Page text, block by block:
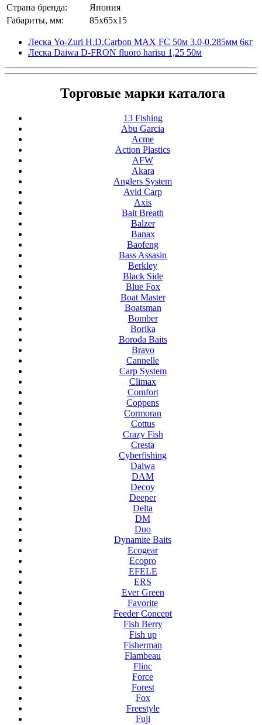
Страна бренда:
Япония
Габариты, мм:
85x65x15
Леска Yo-Zuri H.D.Carbon MAX FC 50м 3.0-0.285мм 6кг
Леска Daiwa D-FRON fluoro harisu 1,25 50м
Торговые марки каталога
13 Fishing
Abu Garcia
Acme
Action Plastics
AFW
Akara
Anglers System
Avid Carp
Axis
Bait Breath
Balzer
Banax
Baofeng
Bass Assasin
Berkley
Black Side
Blue Fox
Boat Master
Boatsman
Bomber
Borika
Boroda Baits
Bravo
Cannelle
Carp System
Climax
Comfort
Coppens
Cormoran
Cottus
Crazy Fish
Cresta
Cyberfishing
Daiwa
DAM
Decoy
Deeper
Delta
DM
Duo
Dynamite Baits
Ecogear
Ecopro
EFELE
ERS
Ever Green
Favorite
Feeder Concept
Fish Berry
Fish up
Fisherman
Flambeau
Flinc
Force
Forest
Fox
Freestyle
Fuji